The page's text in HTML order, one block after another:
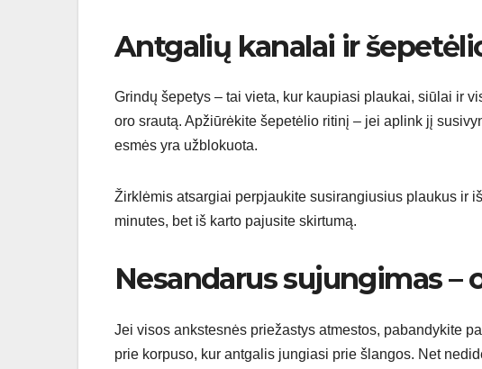
Antgalių kanalai ir
Grindų šepetys – tai vieta, kur kaupiasi plaukai, siūlai ir
oro srautą. Apžiūrėkite šepetėlio ritinį – jei aplink jį
esmės yra užblokuota.
Žirklėmis atsargiai perpjaukite susirangiusius plaukus ir
minutes, bet iš karto pajusite skirtumą.
Nesandarus sujungimas –
Jei visos ankstesnės priežastys atmestos, pabandykite
prie korpuso, kur antgalis jungiasi prie šlangos. Net